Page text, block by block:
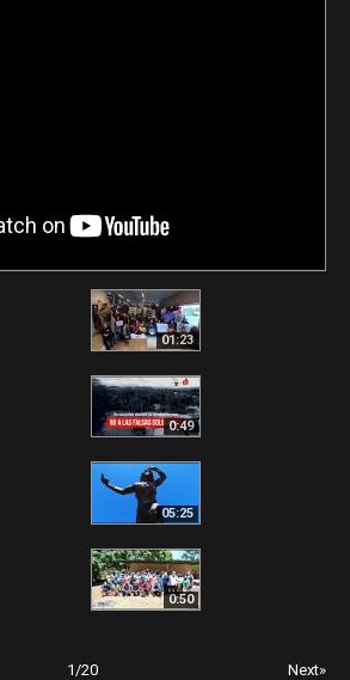
01:23
0:49
05:25
0:50
1 /20 Next»